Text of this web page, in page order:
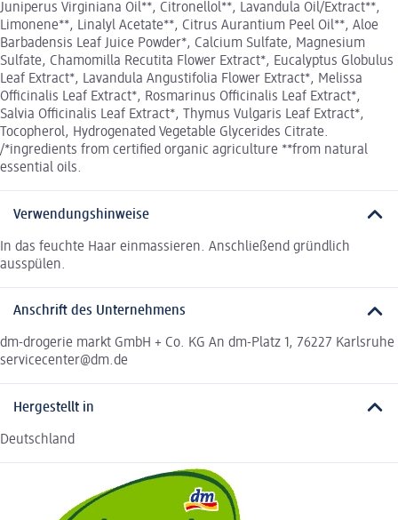
Juniperus Virginiana Oil**, Citronellol**, Lavandula Oil/Extract**,
Limonene**, Linalyl Acetate**, Citrus Aurantium Peel Oil**, Aloe
Barbadensis Leaf Juice Powder*, Calcium Sulfate, Magnesium
Sulfate, Chamomilla Recutita Flower Extract*, Eucalyptus Globulus
Leaf Extract*, Lavandula Angustifolia Flower Extract*, Melissa
Officinalis Leaf Extract*, Rosmarinus Officinalis Leaf Extract*,
Salvia Officinalis Leaf Extract*, Thymus Vulgaris Leaf Extract*,
Tocopherol, Hydrogenated Vegetable Glycerides Citrate.
/*ingredients from certified organic agriculture **from natural
essential oils.
Verwendungshinweise
In das feuchte Haar einmassieren. Anschließend gründlich
ausspülen.
Anschrift des Unternehmens
dm-drogerie markt GmbH + Co. KG An dm-Platz 1, 76227 Karlsruhe
servicecenter@dm.de
Hergestellt in
Deutschland